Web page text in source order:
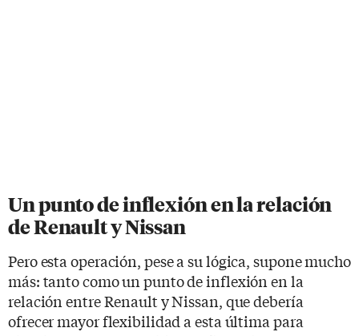
Un punto de inflexión en la relación
de Renault y Nissan
Pero esta operación, pese a su lógica, supone mucho
más: tanto como un punto de inflexión en la
relación entre Renault y Nissan, que debería
ofrecer mayor flexibilidad a esta última para